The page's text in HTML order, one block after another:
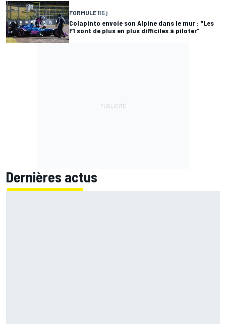
FORMULE 115 j
Colapinto envoie son Alpine dans le mur : "Les
F1 sont de plus en plus difficiles à piloter"
Dernières actus